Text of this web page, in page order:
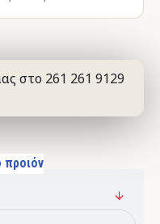
στο 261 261 9129
προιόν